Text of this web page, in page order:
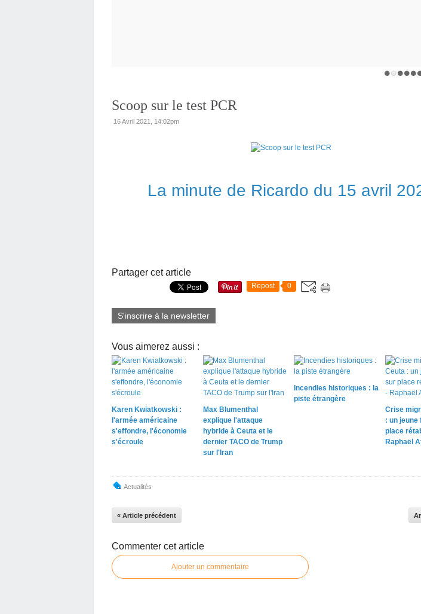
Scoop sur le test PCR
16 Avril 2021, 14:02pm
La minute de Ricardo du 15 avril
Partager cet article
Repost 0
S'inscrire à la newsletter
Vous aimerez aussi :
Karen Kwiatkowski :
l'armée américaine
s'effondre, l'économie
s'écroule
Max Blumenthal
explique l'attaque
hybride à Ceuta et le
dernier TACO de Trump
sur l'Iran
Incendies historiques : la
piste étrangère
Crise
: un
place
Raphaël
Actualités
« Article précédent
Commenter cet article
Ajouter un commentaire